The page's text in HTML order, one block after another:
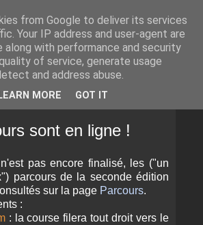
sont en ligne !
pas encore finalisé, les ("un
parcours de la seconde édition
sur la page Parcours.
:
: la course filera tout droit vers le
from Google to deliver its services
Your IP address and user-agent are
along with performance and security
of service, generate usage
and address abuse.
LEARN MORE GOT IT